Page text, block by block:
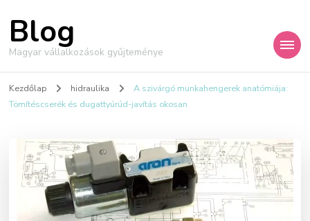
Blog
Magyar vállalkozások gyűjteménye
Kezdőlap hidraulika
A szivárgó munkahengerek anatómiája:
Tömítéscserék és dugattyúrúd-javítás okosan